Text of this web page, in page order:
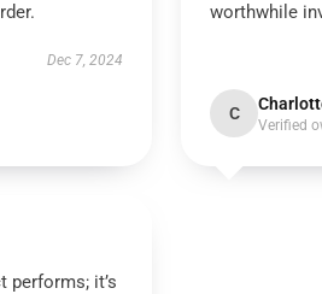
Dec 7, 2024
worthwhile
C
Verified
performs; it’s